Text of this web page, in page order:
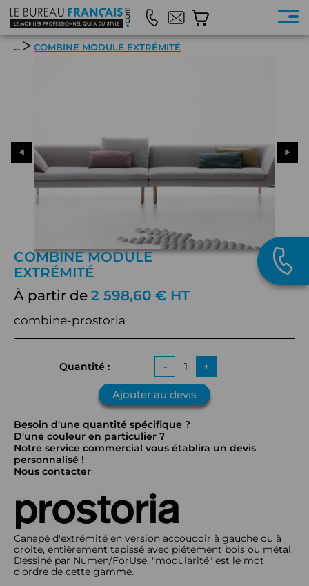
... COMBINE MODULE EXTRÉMITÉ
COMBINE MODULE
EXTRÉMITÉ
À partir de 2 598,60 € HT
combine-prostoria
Quantité : - +
Ajouter au devis
Besoin d'une quantité spécifique ?
D'une couleur en particulier ?
Notre service commercial vous établira un devis
personnalisé !
Nous contacter
Canapé d'extrémité en version accoudoir à gauche ou à
droite, entièrement tapissé avec piétement bois ou métal.
Dessiné par Numen/ForUse, "modularité" est le mot
d'ordre de cette gamme.